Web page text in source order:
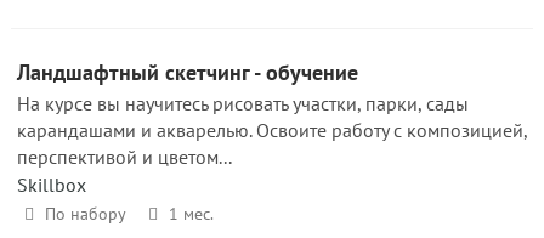
Ландшафтный скетчинг - обучение
На курсе вы научитесь рисовать участки, парки, сады
карандашами и акварелью. Освоите работу с композицией,
перспективой и цветом...
Skillbox
По набору 1 мес.